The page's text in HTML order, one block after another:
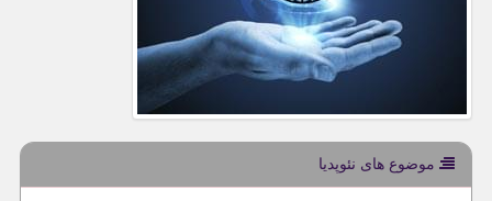
موضوع های نئوپدیا